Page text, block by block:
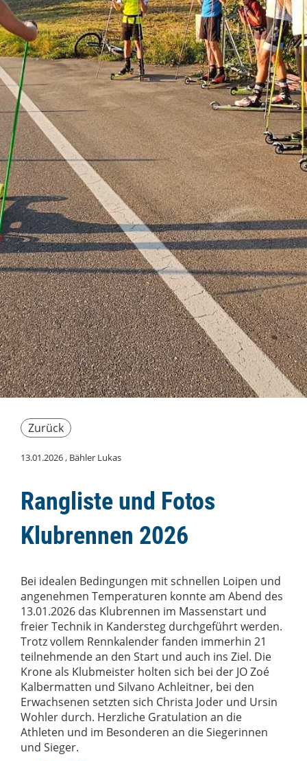
Zurück
13.01.2026, Bähler Lukas
Rangliste und Fotos
Klubrennen 2026
Bei idealen Bedingungen mit schnellen Loipen und
angenehmen Temperaturen konnte am Abend des
13.01.2026 das Klubrennen im Massenstart und
freier Technik in Kandersteg durchgeführt werden.
Trotz vollem Rennkalender fanden immerhin 21
teilnehmende an den Start und auch ins Ziel. Die
Krone als Klubmeister holten sich bei der JO Zoé
Kalbermatten und Silvano Achleitner, bei den
Erwachsenen setzten sich Christa Joder und Ursin
Wohler durch. Herzliche Gratulation an die
Athleten und im Besonderen an die Siegerinnen
und Sieger.